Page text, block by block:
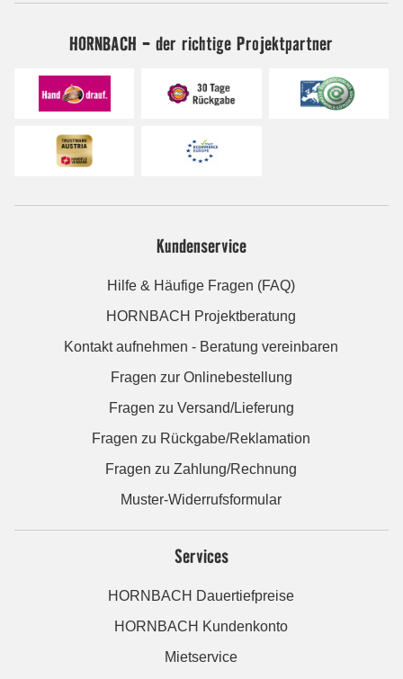
HORNBACH - der richtige Projektpartner
Kundenservice
Hilfe & Häufige Fragen (FAQ)
HORNBACH Projektberatung
Kontakt aufnehmen - Beratung vereinbaren
Fragen zur Onlinebestellung
Fragen zu Versand/Lieferung
Fragen zu Rückgabe/Reklamation
Fragen zu Zahlung/Rechnung
Muster-Widerrufsformular
Services
HORNBACH Dauertiefpreise
HORNBACH Kundenkonto
Mietservice